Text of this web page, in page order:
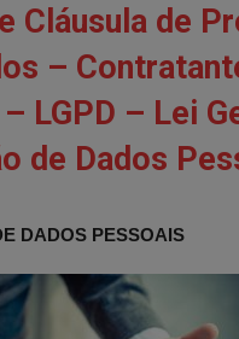
Cláusula de
–
LGPD – Lei
de Dados
DADOS PESSOAIS